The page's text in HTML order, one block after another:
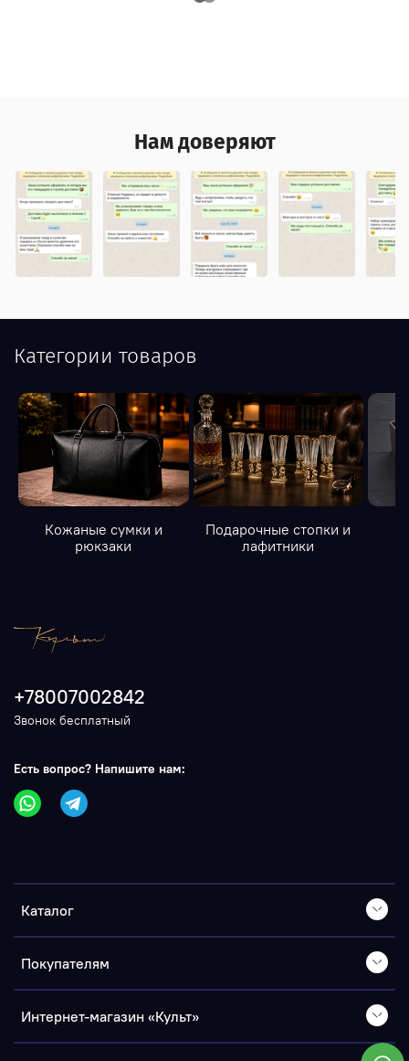
Нам доверяют
Категории товаров
Кожаные сумки и
рюкзаки
Подарочные стопки и
лафитники
Каталог
Покупателям
Интернет-магазин «Культ»
+78007002842
Звонок бесплатный
Есть вопрос? Напишите нам: